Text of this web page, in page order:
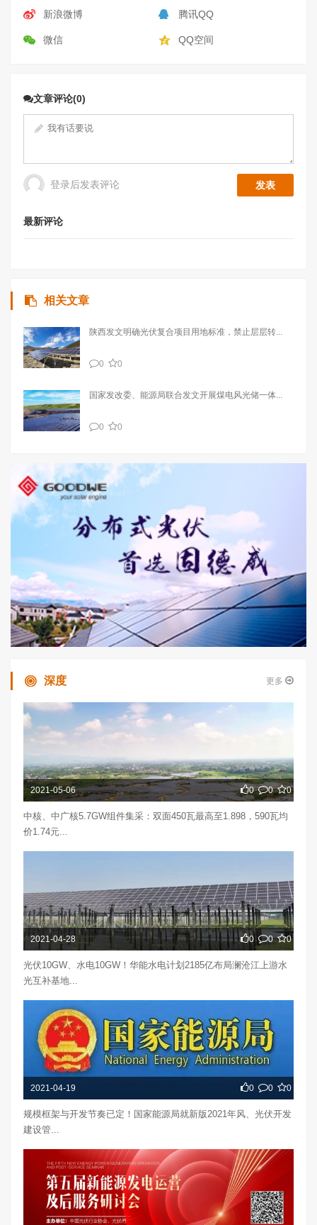
新浪微博 腾讯QQ
微信 QQ空间
文章评论(0)
登录后发表评论
最新评论
相关文章
陕西发文明确光伏复合项目用地标准，禁止层层转...
0 0
国家发改委、能源局联合发文开展煤电风光储一体...
0 0
深度 更多
2021-05-06 0 0 0
中核、中广核5.7GW组件集采：双面450瓦最高至1.898，590瓦均
价1.74元...
2021-04-28 0 0 0
光伏10GW、水电10GW！华能水电计划2185亿布局澜沧江上游水
光互补基地...
2021-04-19 0 0 0
规模框架与开发节奏已定！国家能源局就新版2021年风、光伏开发
建设管...